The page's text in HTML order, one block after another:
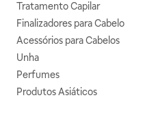
Tratamento Capilar
Finalizadores para Cabelo
Acessórios para Cabelos
Unha
Perfumes
Produtos Asiáticos